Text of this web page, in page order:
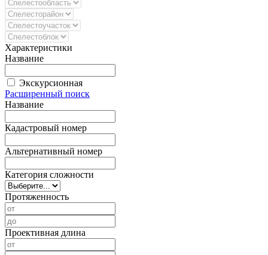
Характеристики
Название
Экскурсионная
Расширенный поиск
Название
Кадастровый номер
Альтернативный номер
Категория сложности
Протяженность
Проективная длина